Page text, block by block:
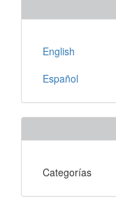
English
Español
Categorías